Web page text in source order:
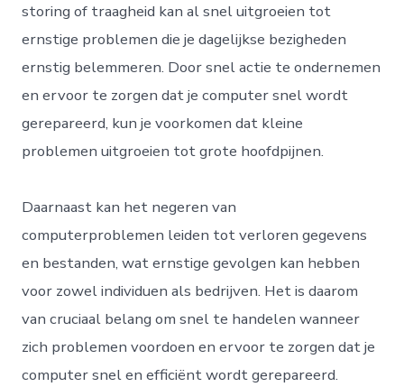
storing of traagheid kan al snel uitgroeien tot
ernstige problemen die je dagelijkse bezigheden
ernstig belemmeren. Door snel actie te ondernemen
en ervoor te zorgen dat je computer snel wordt
gerepareerd, kun je voorkomen dat kleine
problemen uitgroeien tot grote hoofdpijnen.
Daarnaast kan het negeren van
computerproblemen leiden tot verloren gegevens
en bestanden, wat ernstige gevolgen kan hebben
voor zowel individuen als bedrijven. Het is daarom
van cruciaal belang om snel te handelen wanneer
zich problemen voordoen en ervoor te zorgen dat je
computer snel en efficiënt wordt gerepareerd.